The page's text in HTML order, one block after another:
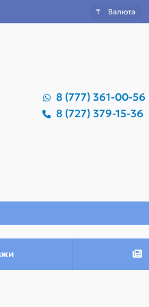
₸ Валюта
8 (777) 361-00-56
8 (727) 379-15-36